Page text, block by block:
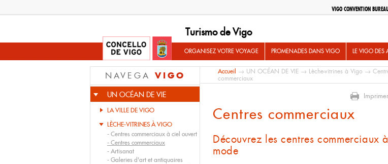
VIGO CONVENTION
Turismo de Vigo
ORGANISEZ VOTRE VOYAGE PROMENADES DANS VIGO LE VIGO DES
NAVEGA VIGO
UN OCÉAN DE VIE
LA VILLE DE VIGO
LÈCHE-VITRINES À VIGO
- Centres commerciaux à ciel ouvert
- Centres commerciaux
- Artisanat
- Galeries d'art et antiquaires
Accueil → UN OCÉAN DE VIE → Lèche-vitrines à Vigo →
commerciaux
Imprimer
Centres commerciaux
Découvrez les centres commerciaux
mode